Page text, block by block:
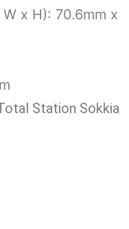
x H): 70.6mm x
Station Sokkia